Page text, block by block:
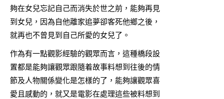
夠在女兒忘記自己而消失於世之前，能夠再見
到女兒，因為自他離家追夢卻客死他鄉之後，
就再也不曾見到自己所愛的女兒了。
作為有一點觀影經驗的觀眾而言，這種橋段設
置都是能夠讓觀眾跟隨着故事料想到往後的情
節及人物關係變化是怎樣的了，能夠讓觀眾喜
愛且感動的，就又是電影在處理這些被料想到